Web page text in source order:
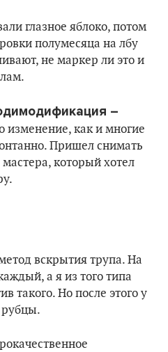
глазное яблоко, потом
полумесяца на лбу
не маркер ли это и
–
изменение, как и многие
Пришел снимать
который хотел
вскрытия трупа. На
а я из того типа
такого. Но после этого у